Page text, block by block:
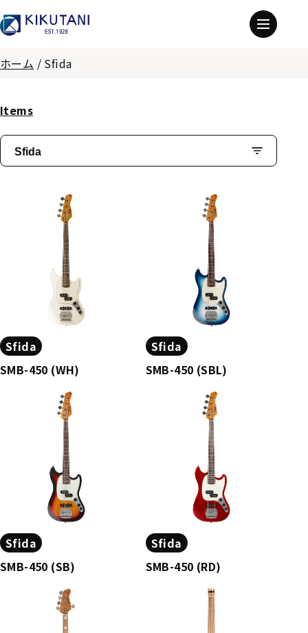
ホーム / Sfida
Items
Sfida
Sfida
SMB-450 (WH)
Sfida
SMB-450 (SBL)
Sfida
SMB-450 (SB)
Sfida
SMB-450 (RD)